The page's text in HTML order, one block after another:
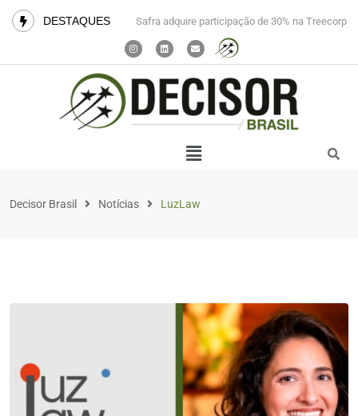
DESTAQUES Safra adquire participação de 30% na Treecorp
Decisor Brasil Notícias LuzLaw